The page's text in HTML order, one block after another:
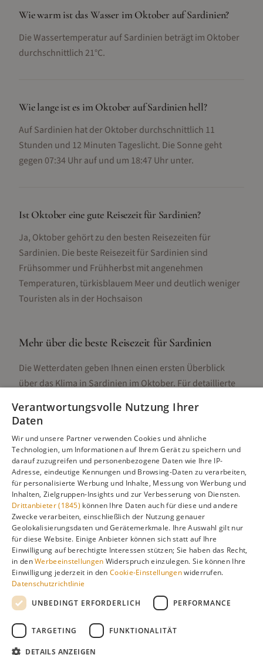
Wie warm ist das Wasser im Oktober auf Sardinien?
Die Wassertemperatur auf Sardinien beträgt im Oktober
durchschnittlich 21°C.
Wie lange ist es im Oktober auf Sardinien hell?
Auf Sardinien hat der Oktober durchschnittlich 11
Stunden und 12 Minuten Tageslicht. Die Sonne geht
gegen 07:34 Uhr auf und um 18:47 Uhr unter.
Ist Oktober eine gute Reisezeit für Sardinien?
Ja, Oktober gehört zu den besten Reisezeiten für
Sardinien. Die beste Reisezeit für Sardinien sind
Frühsommer und Frühherbst mit angenehmen
Temperaturen, türkisblauem Meer und deutlich weniger
Touristen als in der Hochsaison
Mehr über die beste Reisezeit für Sardinien
Die Wetterdaten geben Ihnen einen ersten Überblick
über das Klima in Sardinien im Oktober. Für detaillierte
Unterschieden, Aktivitäten und Reisetipps besuchen Sie
Alle Infos zur besten ReisezeitSardinien
Gefällt dir diese Seite? Teile sie auf Pinterest!
Auf Pinterest merken
uns
Verantwortungsvolle Nutzung Ihrer
Daten
Wir und unsere Partner verwenden Cookies und ähnliche
Technologien, um Informationen auf Ihrem Gerät zu speichern und
darauf zuzugreifen und personenbezogene Daten wie Ihre IP-
Adresse, eindeutige Kennungen und Browsing-Daten zu verarbeiten,
für personalisierte Werbung und Inhalte, Messung von Werbung und
Inhalten, Zielgruppen-Insights und zur Verbesserung von Diensten.
Drittanbieter (1845) können Ihre Daten auch für diese und andere
Zwecke verarbeiten, einschließlich der Nutzung genauer
Geolokalisierungsdaten und Gerätemerkmale. Ihre Auswahl gilt nur
für diese Website. Einige Anbieter können sich statt auf Ihre
Einwilligung auf berechtigte Interessen stützen; Sie haben das Recht,
in denWerbeeinstellungen Widerspruch einzulegen. Sie können Ihre
Einwilligung jederzeit in denCookie-Einstellungenwiderrufen.
Datenschutzrichtlinie
UNBEDINGT ERFORDERLICH
PERFORMANCE
TARGETING FUNKTIONALITÄT
DETAILS ANZEIGEN